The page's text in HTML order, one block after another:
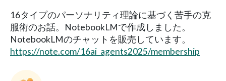
16タイプのパーソナリティ理論に基づく苦手の克
服術のお話。NotebookLMで作成しました。
NotebookLMのチャットを販売しています。
https://note.com/16ai_agents2025/membership